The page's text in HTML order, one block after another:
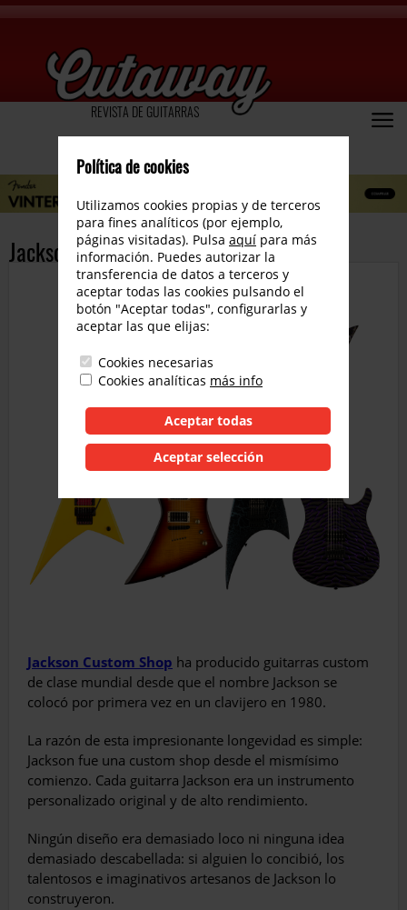
REVISTA DE GUITARRAS
Jackson Custom Shop 2023
Jackson Custom Shop ha producido guitarras custom
de clase mundial desde que el nombre Jackson se
colocó por primera vez en un clavijero en 1980.
La razón de esta impresionante longevidad es simple:
Jackson fue una custom shop desde el mismísimo
comienzo. Cada guitarra Jackson era un instrumento
personalizado original y de alto rendimiento.
Ningún diseño era demasiado loco ni ninguna idea
demasiado descabellada: si alguien lo concibió, los
talentosos e imaginativos artesanos de Jackson lo
construyeron.
Política de cookies
Utilizamos cookies propias y de terceros
para fines analíticos (por ejemplo,
páginas visitadas). Pulsa aquí para más
información. Puedes autorizar la
transferencia de datos a terceros y
aceptar todas las cookies pulsando el
botón "Aceptar todas", configurarlas y
aceptar las que elijas:
Cookies necesarias
Cookies analíticas más info
Aceptar todas
Aceptar selección